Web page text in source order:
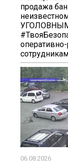
продажа
06.08.2026